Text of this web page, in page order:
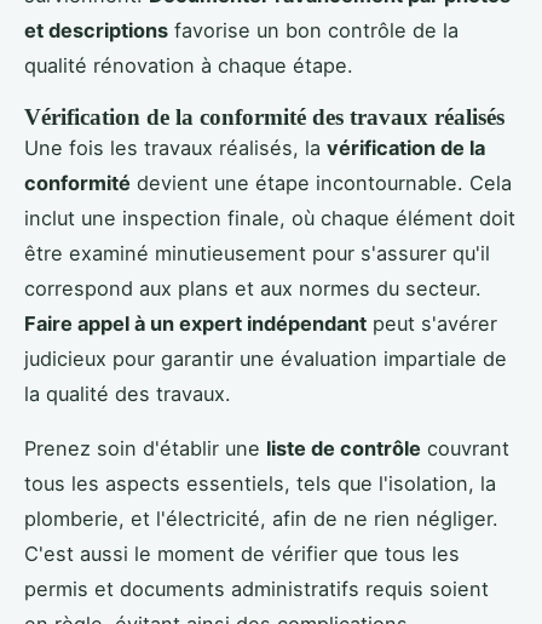
et descriptions favorise un bon contrôle de la
qualité rénovation à chaque étape.
Vérification de la conformité des travaux réalisés
Une fois les travaux réalisés, la vérification de la
conformité devient une étape incontournable. Cela
inclut une inspection finale, où chaque élément doit
être examiné minutieusement pour s'assurer qu'il
correspond aux plans et aux normes du secteur.
Faire appel à un expert indépendant peut s'avérer
judicieux pour garantir une évaluation impartiale de
la qualité des travaux.
Prenez soin d'établir une liste de contrôle couvrant
tous les aspects essentiels, tels que l'isolation, la
plomberie, et l'électricité, afin de ne rien négliger.
C'est aussi le moment de vérifier que tous les
permis et documents administratifs requis soient